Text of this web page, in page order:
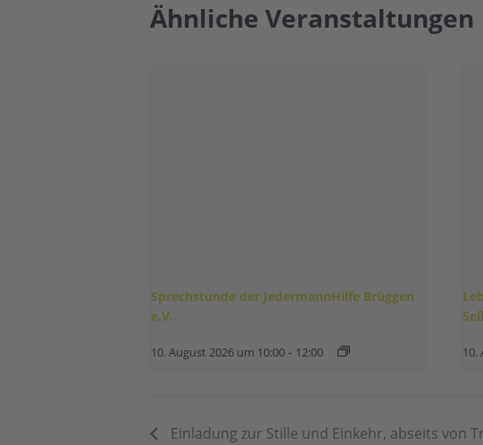
Ähnliche Veranstaltungen
Sprechstunde der JedermannHilfe Brüggen
e.V.
10. August 2026 um 10:00 - 12:00 10.
Einladung zur Stille und Einkehr, abseits von